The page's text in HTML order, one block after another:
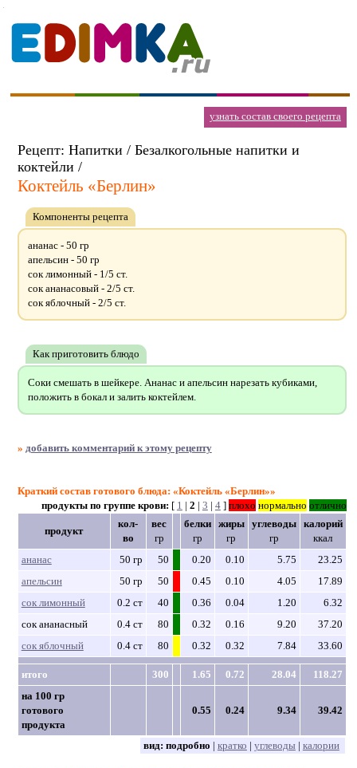
узнать состав своего рецепта
Рецепт: Напитки / Безалкогольные напитки и
коктейли /
Коктейль «Берлин»
Компоненты рецепта
ананас - 50 гр
апельсин - 50 гр
сок лимонный - 1/5 ст.
сок ананасовый - 2/5 ст.
сок яблочный - 2/5 ст.
Как приготовить блюдо
Соки смешать в шейкере. Ананас и апельсин нарезать кубиками,
положить в бокал и залить коктейлем.
» добавить комментарий к этому рецепту
Краткий состав готового блюда: «Коктейль «Берлин»»
продукты по группе крови: [ 1 | 2 | 3 | 4] плохо нормально отлично
продукт
кол-
во
вес
гр
белки
гр
жиры
гр
углеводы
гр
калорий
ккал
ананас
50 гр 50 0.20 0.10 5.75
23.25
апельсин
50 гр 50 0.45 0.10 4.05
17.89
сок лимонный
0.2 ст 40 0.36 0.04 1.20
6.32
сок ананасный
0.4 ст 80 0.32 0.16 9.20
37.20
сок яблочный
0.4 ст 80 0.32 0.32 7.84 33.60
итого 300 1.65 0.72 28.04
118.27
на 100 гр
готового
продукта
0.55 0.24 9.34 39.42
вид: подробно | кратко | углеводы| калории